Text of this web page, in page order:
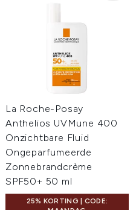
La Roche-Posay
Anthelios UVMune 400
Onzichtbare Fluid
Ongeparfumeerde
Zonnebrandcrème
SPF50+ 50 ml
25% KORTING | CODE: